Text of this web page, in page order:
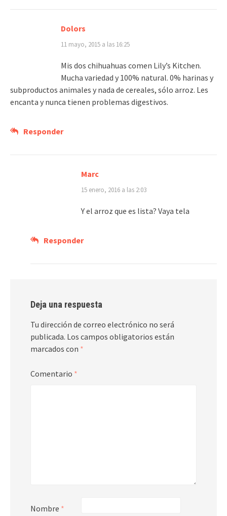
Dolors
11 mayo, 2015 a las 16:25
Mis dos chihuahuas comen Lily’s Kitchen.
Mucha variedad y 100% natural. 0% harinas y
subproductos animales y nada de cereales, sólo arroz. Les
encanta y nunca tienen problemas digestivos.
Responder
Marc
15 enero, 2016 a las 2:03
Y el arroz que es lista? Vaya tela
Responder
Deja una respuesta
Tu dirección de correo electrónico no será
publicada. Los campos obligatorios están
marcados con *
Comentario *
Nombre *